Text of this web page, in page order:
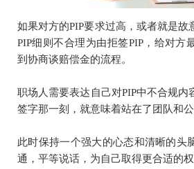
如果对方的PIP要求过高，或者就是故
PIP细则不合理为由拒签PIP，给对方
到协商谈赔偿金的流程。
职场人需要表达自己对PIP中不合规内
签字那一刻，就意味着站在了团队和公
此时保持一个强大的心态和清晰的头
通，平等说话，为自己取得更合适的权